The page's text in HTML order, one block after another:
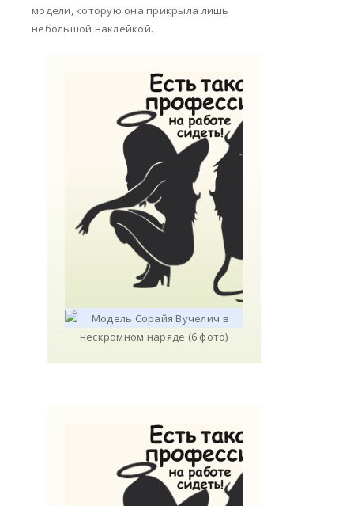
модели, которую она прикрыла лишь
небольшой наклейкой.